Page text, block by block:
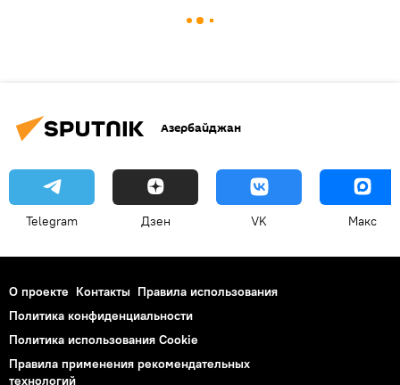
Азербайджан
Telegram Дзен VK Макс
О проекте Контакты Правила использования
Политика конфиденциальности
Политика использования Cookie
Правила применения рекомендательных
технологий